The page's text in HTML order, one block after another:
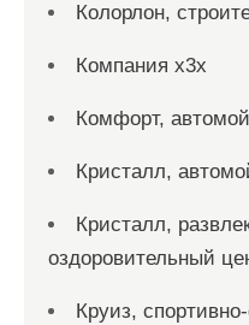
Колорлон,
Компания x3x
Комфорт,
Кристалл,
Кристалл,
оздоровительный
Круиз,